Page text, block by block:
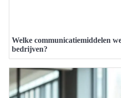
Welke communicatiemiddelen
bedrijven?